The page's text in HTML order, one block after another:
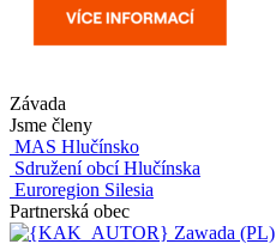
Závada
Jsme členy
MAS Hlučínsko
Sdružení obcí Hlučínska
Euroregion Silesia
Partnerská obec
Zawada (PL)